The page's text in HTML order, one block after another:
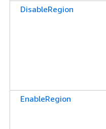
DisableRegion
EnableRegion